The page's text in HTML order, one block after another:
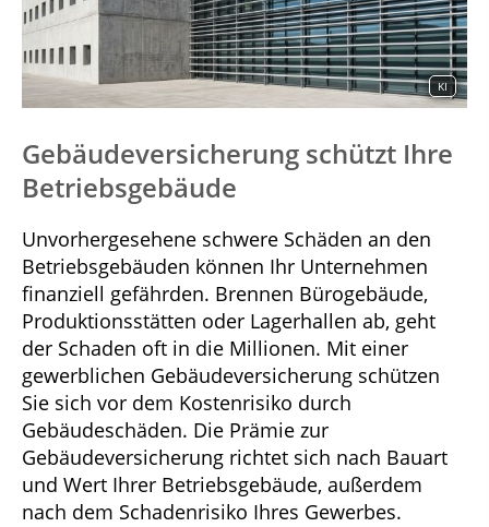
KI
Gebäudeversicherung schützt Ihre
Betriebsgebäude
Unvorhergesehene schwere Schäden an den
Betriebsgebäuden können Ihr Unternehmen
finanziell gefährden. Brennen Bürogebäude,
Produktionsstätten oder Lagerhallen ab, geht
der Schaden oft in die Millionen. Mit einer
gewerblichen Gebäudeversicherung schützen
Sie sich vor dem Kostenrisiko durch
Gebäudeschäden. Die Prämie zur
Gebäudeversicherung richtet sich nach Bauart
und Wert Ihrer Betriebsgebäude, außerdem
nach dem Schadenrisiko Ihres Gewerbes.